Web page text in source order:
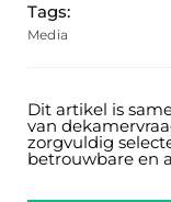
Tags:
Media
Dit artikel is
van
zorgvuldig
betrouwbare en